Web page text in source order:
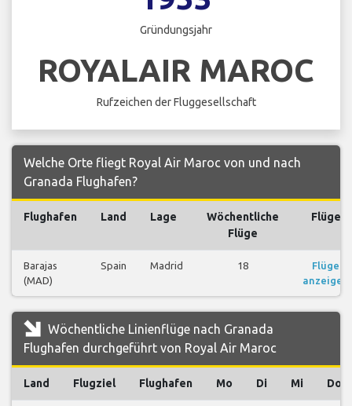
Gründungsjahr
ROYALAIR MAROC
Rufzeichen der Fluggesellschaft
Welche Orte fliegt Royal Air Maroc von und nach
Granada Flughafen?
Flughafen Land Lage
Wöchentliche
Flüge
Flüge
Barajas
(MAD)
Spain Madrid 18
Flüge
anzeigen
Wöchentliche Linienflüge nach Granada
Flughafen durchgeführt von Royal Air Maroc
Land Flugziel Flughafen Mo Di Mi Do